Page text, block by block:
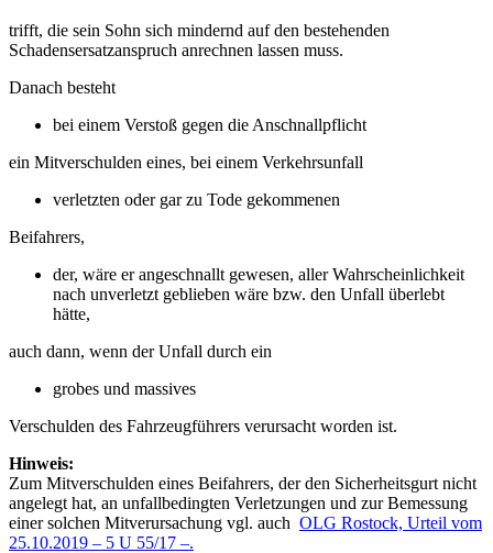
trifft, die sein Sohn sich mindernd auf den bestehenden
Schadensersatzanspruch anrechnen lassen muss.
Danach besteht
bei einem Verstoß gegen die Anschnallpflicht
ein Mitverschulden eines, bei einem Verkehrsunfall
verletzten oder gar zu Tode gekommenen
Beifahrers,
der, wäre er angeschnallt gewesen, aller Wahrscheinlichkeit
nach unverletzt geblieben wäre bzw. den Unfall überlebt
hätte,
auch dann, wenn der Unfall durch ein
grobes und massives
Verschulden des Fahrzeugführers verursacht worden ist.
Hinweis:
Zum Mitverschulden eines Beifahrers, der den Sicherheitsgurt nicht
angelegt hat, an unfallbedingten Verletzungen und zur Bemessung
einer solchen Mitverursachung vgl. auch OLG Rostock, Urteil vom
25.10.2019 – 5 U 55/17 –.